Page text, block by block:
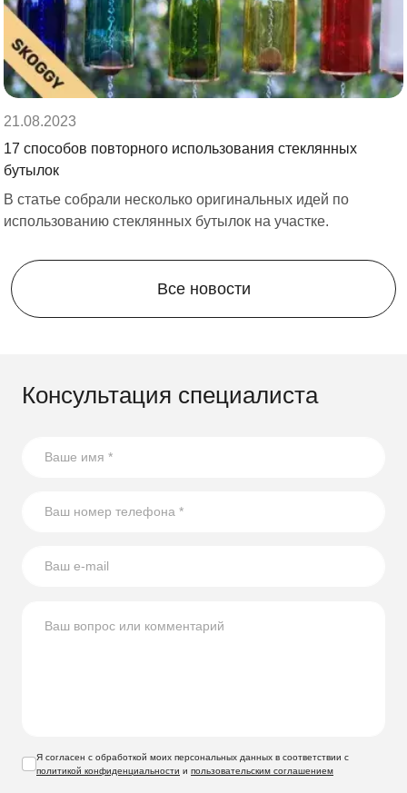
подходящие размеры и дизайн.
В уличном шкафу можно хранить что угодно,
например, садовый инвентарь. Если вы
что стоит обратить внимание при выборе"
фундамент, сборку и другие услуги. Оставьте заявку
звонка, сообщение в мессенджере или письмо на почту.
области.
21.08.2023
17 способов повторного использования стеклянных
бутылок
В статье собрали несколько оригинальных идей по
использованию стеклянных бутылок на участке.
Все новости
Консультация специалиста
Я согласен с обработкой моих персональных данных в соответствии с
политикой конфиденциальности и пользовательским соглашением